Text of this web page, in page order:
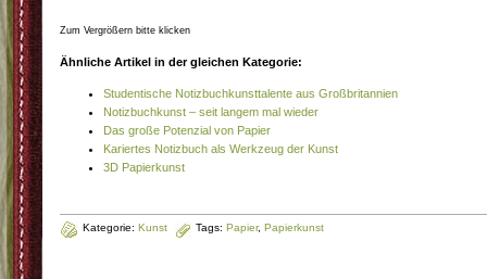
Zum Vergrößern bitte klicken
Ähnliche Artikel in der gleichen Kategorie:
Studentische Notizbuchkunsttalente aus Großbritannien
Notizbuchkunst – seit langem mal wieder
Das große Potenzial von Papier
Kariertes Notizbuch als Werkzeug der Kunst
3D Papierkunst
Kategorie: Kunst Tags: Papier, Papierkunst